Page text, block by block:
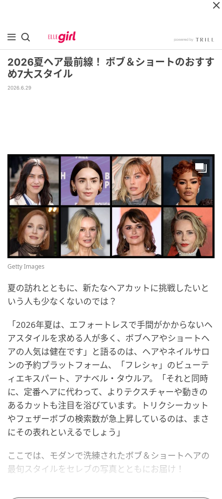
2026夏ヘア最前線！ ボブ＆ショートのおすす
め7大スタイル
2026.6.29
Getty Images
夏の訪れとともに、新たなヘアカットに挑戦したいと
いう人も少なくないのでは？
「2026年夏は、エフォートレスで手間がかからないヘ
アスタイルを求める人が多く、ボブヘアやショートヘ
アの人気は健在です」と語るのは、ヘアやネイルサロ
ンの予約プラットフォーム、「フレシャ」のビューテ
ィエキスパート、アナベル・タウルア。「それと同時
に、定番ヘアに代わって、よりテクスチャーや動きの
あるカットも注目を浴びています。トリクシーカット
やフェザーボブの検索数が急上昇しているのは、まさ
にその表れといえるでしょう」
ここでは、モダンで洗練されたボブ＆ショートヘアの
最旬スタイルをセレブの写真とともにお届け！